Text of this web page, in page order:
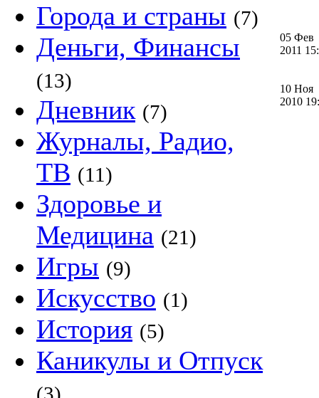
Города и страны (7)
Деньги, Финансы
(13)
Дневник (7)
Журналы, Радио,
ТВ (11)
Здоровье и
Медицина (21)
Игры (9)
Искусство (1)
История (5)
Каникулы и Отпуск
05 Фев
2011
10 Ноя
2010